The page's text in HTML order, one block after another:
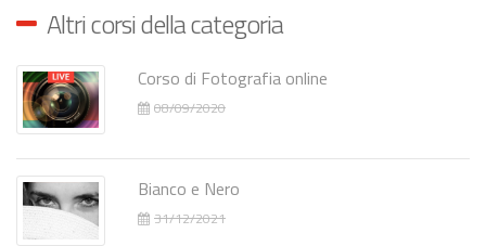
Altri corsi della categoria
Corso di Fotografia online
08/09/2020
Bianco e Nero
31/12/2021